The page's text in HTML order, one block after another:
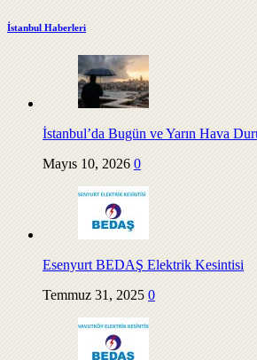
İstanbul Haberleri
İstanbul’da Bugün ve Yarın Hava
Mayıs 10, 2026 0
Esenyurt BEDAŞ Elektrik Kesintisi
Temmuz 31, 2025 0